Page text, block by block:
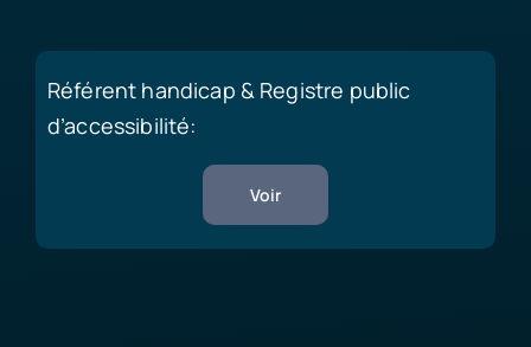
Référent handicap & Registre public
d’accessibilité:
Voir